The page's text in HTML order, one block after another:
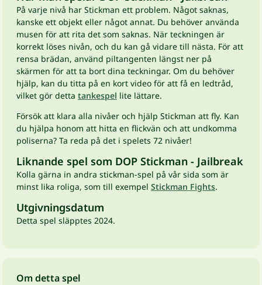
På varje nivå har Stickman ett problem. Något saknas,
kanske ett objekt eller något annat. Du behöver använda
musen för att rita det som saknas. När teckningen är
korrekt löses nivån, och du kan gå vidare till nästa. För att
rensa brädan, använd piltangenten längst ner på
skärmen för att ta bort dina teckningar. Om du behöver
hjälp, kan du titta på en kort video för att få en ledtråd,
vilket gör detta tankespel lite lättare.
Försök att klara alla nivåer och hjälp Stickman att fly. Kan
du hjälpa honom att hitta en flickvän och att undkomma
poliserna? Ta reda på det i spelets 72 nivåer!
Liknande spel som DOP Stickman - Jailbreak
Kolla gärna in andra stickman-spel på vår sida som är
minst lika roliga, som till exempel Stickman Fights.
Utgivningsdatum
Detta spel släpptes 2024.
Om detta spel